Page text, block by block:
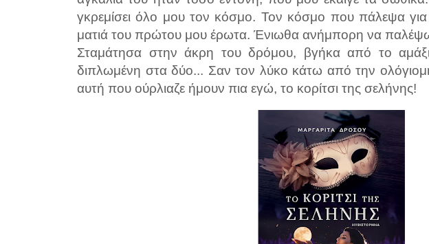
γκρεμίσει όλο μου τον κόσμο. Τον κόσμο που πάλεψα
ματιά του πρώτου μου έρωτα. Ένιωθα ανήμπορη να
Σταμάτησα στην άκρη του δρόμου, βγήκα από το
διπλωμένη στα δύο... Σαν τον λύκο κάτω από την
αυτή που ούρλιαζε ήμουν πια εγώ, το κορίτσι της σελήνης!